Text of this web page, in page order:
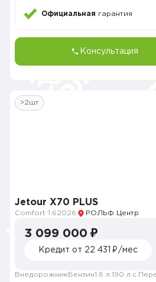
Официальная гарантия
Консультация
>2шт
Jetour X70 PLUS
Comfort 1.62026 РОЛЬФ Центр
3 099 000 ₽
Кредит от 22 431 ₽/мес
Внедорожник Бензин1.6 л. 190 л.с.